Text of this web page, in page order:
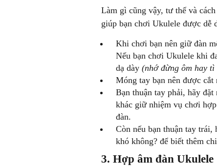
Làm gì cũng vậy, tư thế và
giúp bạn chơi Ukulele được dễ
Khi chơi bạn nên giữ đàn
Nếu bạn chơi Ukulele khi
dạ dày (nhớ đừng ôm hay
Móng tay bạn nên được
Bạn thuận tay phải, hãy đặt
khác giữ nhiệm vụ chơi
đàn.
Còn nếu bạn thuận tay
khó không? để biết thêm
3. Hợp âm đàn Ukulele